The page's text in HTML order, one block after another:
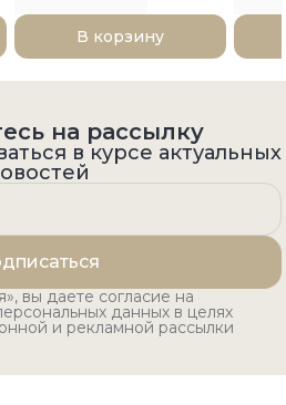
В корзину
на рассылку
в курсе актуальных
вы даете согласие на
данных в целях
и рекламной рассылки